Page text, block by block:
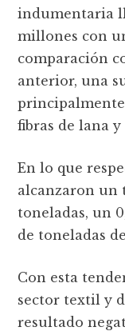
indumentaria
millones con
comparación
anterior, una
principalmente
fibras de lana
En lo que
alcanzaron un
toneladas, un
de toneladas
Con esta
sector textil y
resultado